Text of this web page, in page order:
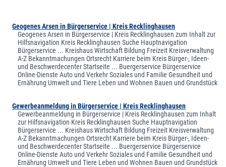
Geogenes Arsen in Bürgerservice | Kreis Recklinghausen
Geogenes Arsen in Bürgerservice | Kreis Recklinghausen zum Inhalt zur
Hilfsnavigation Kreis Recklinghausen Suche Hauptnavigation
Bürgerservice ... Kreishaus Wirtschaft Bildung Freizeit Kreisverwaltung
A-Z Bekanntmachungen Ortsrecht Karriere beim Kreis Bürger-, Ideen-
und Beschwerdecenter Startseite ... Buergerservice Bürgerservice
Online-Dienste Auto und Verkehr Soziales und Familie Gesundheit und
Ernährung Umwelt und Tiere Leben und Wohnen Bauen und Grundstück
Gewerbeanmeldung in Bürgerservice | Kreis Recklinghausen
Gewerbeanmeldung in Bürgerservice | Kreis Recklinghausen zum Inhalt
zur Hilfsnavigation Kreis Recklinghausen Suche Hauptnavigation
Bürgerservice ... Kreishaus Wirtschaft Bildung Freizeit Kreisverwaltung
A-Z Bekanntmachungen Ortsrecht Karriere beim Kreis Bürger-, Ideen-
und Beschwerdecenter Startseite ... Buergerservice Bürgerservice
Online-Dienste Auto und Verkehr Soziales und Familie Gesundheit und
Ernährung Umwelt und Tiere Leben und Wohnen Bauen und Grundstück